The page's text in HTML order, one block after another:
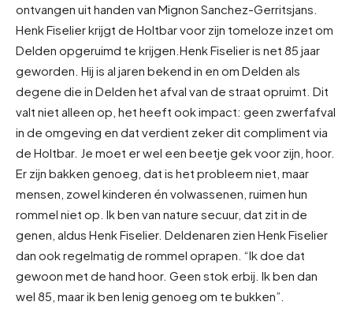
ontvangen uit handen van Mignon Sanchez-Gerritsjans.
Henk Fiselier krijgt de Holtbar voor zijn tomeloze inzet om
Delden opgeruimd te krijgen. Henk Fiselier is net 85 jaar
geworden. Hij is al jaren bekend in en om Delden als
degene die in Delden het afval van de straat opruimt. Dit
valt niet alleen op, het heeft ook impact: geen zwerfafval
in de omgeving en dat verdient zeker dit compliment via
de Holtbar. Je moet er wel een beetje gek voor zijn, hoor.
Er zijn bakken genoeg, dat is het probleem niet, maar
mensen, zowel kinderen én volwassenen, ruimen hun
rommel niet op. Ik ben van nature secuur, dat zit in de
genen, aldus Henk Fiselier. Deldenaren zien Henk Fiselier
dan ook regelmatig de rommel oprapen. “Ik doe dat
gewoon met de hand hoor. Geen stok erbij. Ik ben dan
wel 85, maar ik ben lenig genoeg om te bukken”.